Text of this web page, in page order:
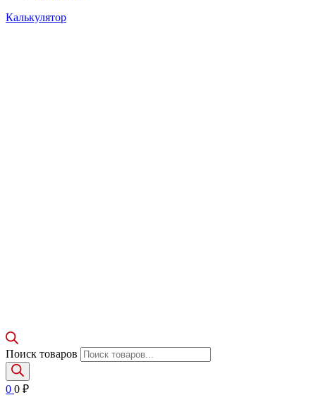
Калькулятор
Поиск товаров
0 0 ₽